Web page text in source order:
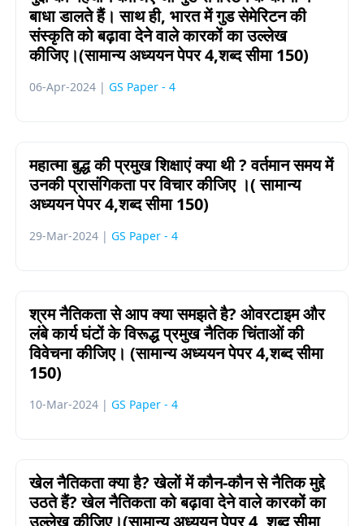
बाधा डालते हैं। साथ ही, भारत में गुड सेमेरिटन की
संस्कृति को बढ़ावा देने वाले कारकों का उल्लेख
कीजिए।(सामान्य अध्ययन पेपर 4,शब्द सीमा 150)
06-Apr-2024 | GS Paper - 4
महात्मा बुद्ध की प्रमुख शिक्षाएं क्या थी ? वर्तमान समय में
उनकी प्रासंगिकता पर विचार कीजिए ।( सामान्य
अध्ययन पेपर 4,शब्द सीमा 150)
29-Mar-2024 | GS Paper - 4
श्रम नैतिकता से आप क्या समझते है? ओवरटाइम और
लंबे कार्य घंटों के विरूद्ध प्रमुख नैतिक चिंताओं की
विवेचना कीजिए। (सामान्य अध्ययन पेपर 4,शब्द सीमा
150)
10-Mar-2024 | GS Paper - 4
खेल नैतिकता क्या है? खेलों में कौन-कौन से नैतिक मुद्दे
उठते हैं? खेल नैतिकता को बढ़ावा देने वाले कारकों का
उल्लेख कीजिए।(सामान्य अध्ययन पेपर 4 ,शब्द सीमा